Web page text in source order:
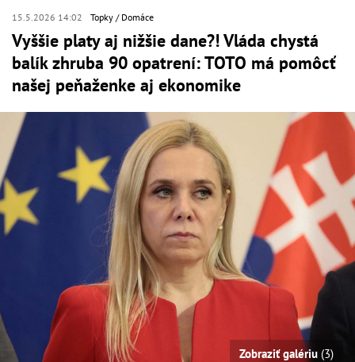
15.5.2026 14:02 Topky Domáce
Vyššie platy aj nižšie dane?! Vláda chystá
balík zhruba 90 opatrení: TOTO má pomôcť
našej peňaženke aj ekonomike
Zobraziť galériu (3)